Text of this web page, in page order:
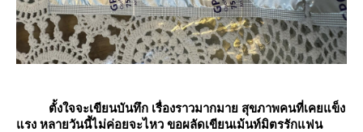
ตั้งใจจะเขียนบันทึก เรื่องราวมากมาย สุขภาพคนที่เคยแข็ง
รง หลายวันนี้ไม่ค่อยจะไหว ขอผลัดเขียนเม้นท์มิตรรักแฟน